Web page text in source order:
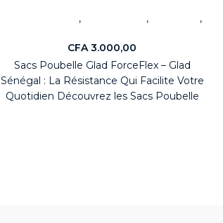
, , ,
CFA3.000,00
Sacs Poubelle Glad ForceFlex – Glad
Sénégal : La Résistance Qui Facilite Votre
Quotidien Découvrez les Sacs Poubelle